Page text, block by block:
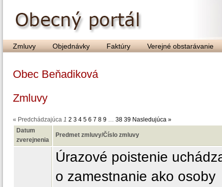
Zmluvy Objednávky Faktúry Verejné obstarávanie
Obec Beňadiková
Zmluvy
« Predchádzajúca 1 2 3 4 5 6 7 8 9 … 38 39 Nasledujúca »
Datum
zverejnenia
Predmet zmluvy/Číslo zmluvy
Úrazové poistenie
o zamestnanie ako osoby